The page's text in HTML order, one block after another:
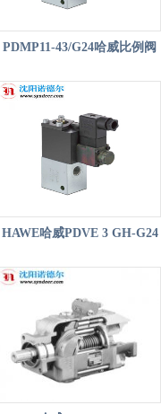
PDMP11-43/G24哈威比例阀
PDMP11-44/G24
HAWE哈威PDVE 3 GH-G24
比例阀